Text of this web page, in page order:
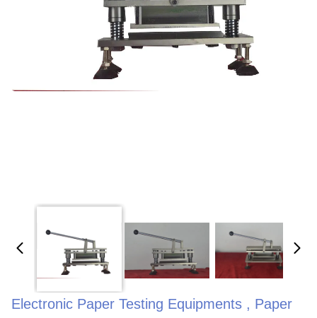
Electronic Paper Testing Equipments , Paper